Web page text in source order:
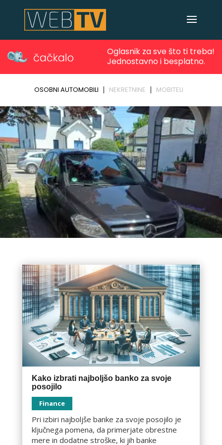
Kako izbrati najboljšo banko za svoje
posojilo
Finance
Pri izbiri najboljše banke za svoje posojilo je
ključnega pomena, da primerjate obrestne
mere in dodatne stroške, ki jih banke